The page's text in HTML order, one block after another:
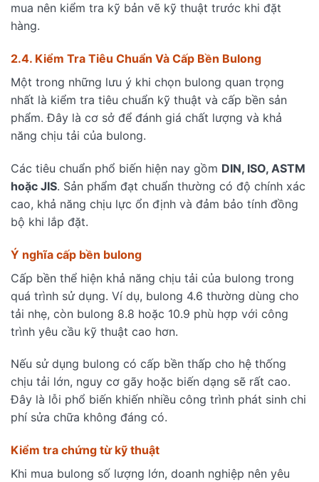
mua nên kiểm tra kỹ bản vẽ kỹ thuật trước khi đặt
hàng.
2.4. Kiểm Tra Tiêu Chuẩn Và Cấp Bền Bulong
Một trong những lưu ý khi chọn bulong quan trọng
nhất là kiểm tra tiêu chuẩn kỹ thuật và cấp bền sản
phẩm. Đây là cơ sở để đánh giá chất lượng và khả
năng chịu tải của bulong.
Các tiêu chuẩn phổ biến hiện nay gồm DIN, ISO, ASTM
hoặc JIS. Sản phẩm đạt chuẩn thường có độ chính xác
cao, khả năng chịu lực ổn định và đảm bảo tính đồng
bộ khi lắp đặt.
Ý nghĩa cấp bền bulong
Cấp bền thể hiện khả năng chịu tải của bulong trong
quá trình sử dụng. Ví dụ, bulong 4.6 thường dùng cho
tải nhẹ, còn bulong 8.8 hoặc 10.9 phù hợp với công
trình yêu cầu kỹ thuật cao hơn.
Nếu sử dụng bulong có cấp bền thấp cho hệ thống
chịu tải lớn, nguy cơ gãy hoặc biến dạng sẽ rất cao.
Đây là lỗi phổ biến khiến nhiều công trình phát sinh chi
phí sửa chữa không đáng có.
Kiểm tra chứng từ kỹ thuật
Khi mua bulong số lượng lớn, doanh nghiệp nên yêu